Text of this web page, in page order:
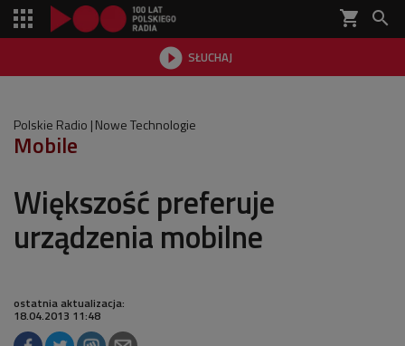
shopping_cart 
 SŁUCHAJ

Polskie Radio Nowe Technologie
Mobile
Większość preferuje
urządzenia mobilne
ostatnia aktualizacja:
18.04.2013 11:48